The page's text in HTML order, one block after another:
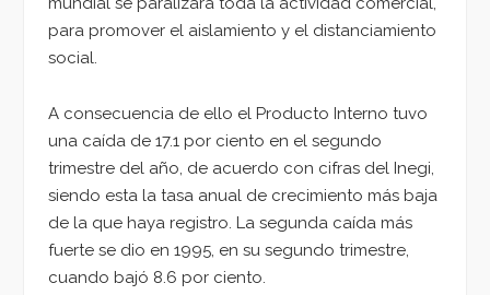
para promover el aislamiento y el distanciamiento
social.
A consecuencia de ello el Producto Interno tuvo
una caída de 17.1 por ciento en el segundo
trimestre del año, de acuerdo con cifras del Inegi,
siendo esta la tasa anual de crecimiento más baja
de la que haya registro. La segunda caída más
fuerte se dio en 1995, en su segundo trimestre,
cuando bajó 8.6 por ciento.